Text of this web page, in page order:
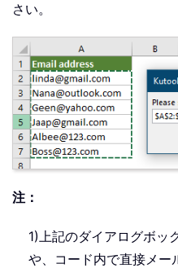
With
.To =
.
.
Body
さい。
注：
1)上記のダイアログボッ
や、コード内で直接メー